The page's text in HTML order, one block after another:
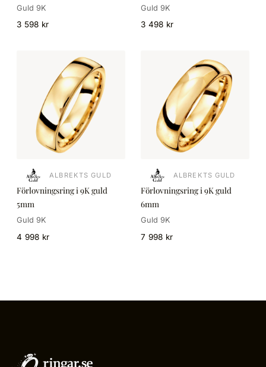
Guld 9K
3 598 kr
Guld 9K
3 498 kr
ALBREKTS GULD
Förlovningsring i 9K guld
5mm
Guld 9K
4 998 kr
ALBREKTS GULD
Förlovningsring i 9K guld
6mm
Guld 9K
7 998 kr